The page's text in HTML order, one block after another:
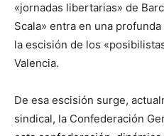
«jornadas libertarias» de
Scala» entra en una
la escisión de los
Valencia.
De esa escisión surge,
sindical, la Confederación